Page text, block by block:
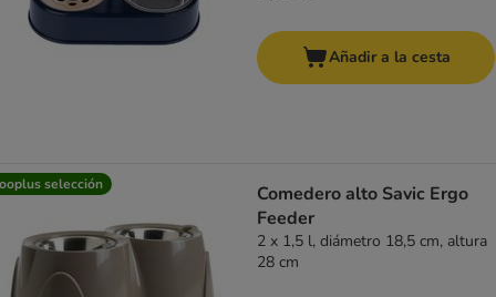
Añadir a la cesta
selección
Comedero alto Savic Ergo
Feeder
2 x 1,5 l, diámetro 18,5 cm, altura
28 cm